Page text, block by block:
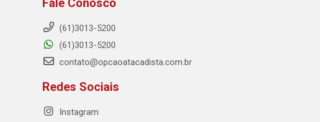
Fale Conosco
(61)3013-5200
(61)3013-5200
contato@opcaoatacadista.com.br
Redes Sociais
Instagram